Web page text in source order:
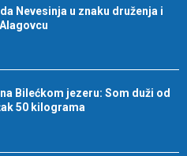
Nevesinja u znaku druženja i
Bilećkom jezeru: Som duži od
50 kilograma